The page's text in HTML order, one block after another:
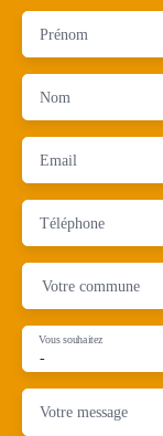
Prénom
Nom
Email
Téléphone
Votre commune
-
Vous souhaitez
Votre message